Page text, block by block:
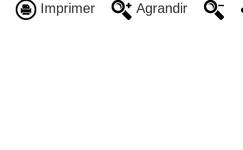
Imprimer Agrandir